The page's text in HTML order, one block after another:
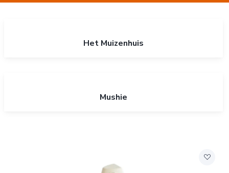
Het Muizenhuis
Mushie